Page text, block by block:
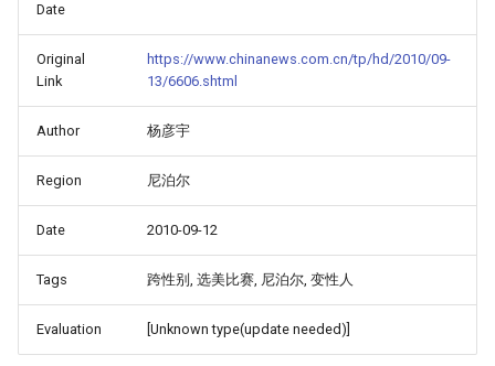
Date
Original
Link
https://www.chinanews.com.cn/tp/hd/2010/09-
13/6606.shtml
Author 杨彦宇
Region 尼泊尔
Date 2010-09-12
Tags 跨性别, 选美比赛, 尼泊尔, 变性人
Evaluation [Unknown type(update needed)]